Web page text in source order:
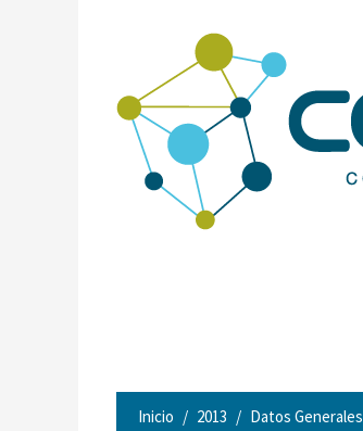
Inicio 2013 Datos Generales